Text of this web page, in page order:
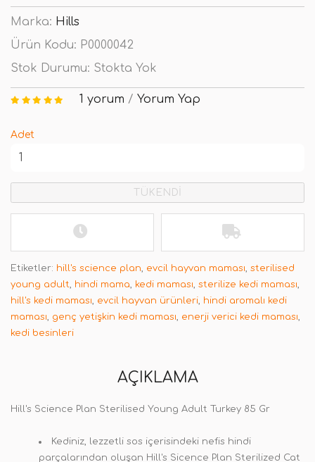
Marka: Hills
Ürün Kodu: P0000042
Stok Durumu: Stokta Yok
1 yorum / Yorum Yap
Adet
TÜKENDİ
Etiketler: hill's science plan, evcil hayvan maması, sterilised
young adult, hindi mama, kedi maması, sterilize kedi maması,
hill's kedi maması, evcil hayvan ürünleri, hindi aromalı kedi
maması, genç yetişkin kedi maması, enerji verici kedi maması,
kedi besinleri
AÇIKLAMA
Hill's Science Plan Sterilised Young Adult Turkey 85 Gr
Kediniz, lezzetli sos içerisindeki nefis hindi
parçalarından oluşan Hill's Sicence Plan Sterilized Cat